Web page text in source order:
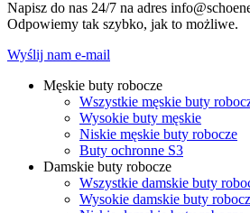
Napisz do nas 24/7 na adres
Odpowiemy tak szybko, jak to możliwe.
Wyślij nam e-mail
Męskie buty robocze
Wszystkie męskie buty
Wysokie buty męskie
Niskie męskie buty robocze
Buty ochronne S3
Damskie buty robocze
Wszystkie damskie buty
Wysokie damskie buty